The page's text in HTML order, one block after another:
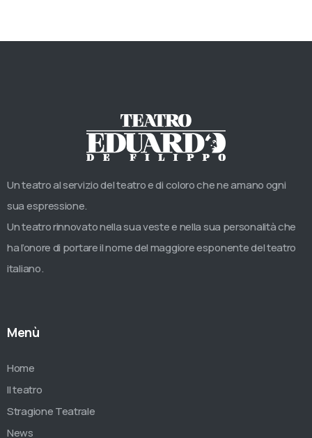
Un teatro al servizio del teatro e di coloro che ne amano ogni
sua espressione.
Un teatro rinnovato nella sua veste e nella sua personalità che
ha l’onore di portare il nome del maggiore esponente del teatro
italiano.
Menù
Home
Il teatro
Stragione Teatrale
News